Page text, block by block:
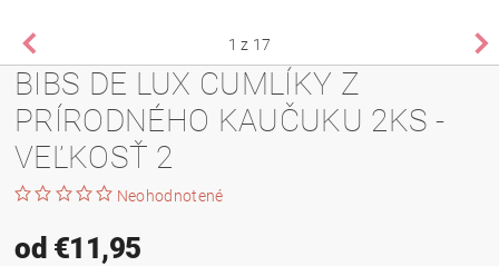
1 z 17
BIBS DE LUX CUMLÍKY Z
PRÍRODNÉHO KAUČUKU 2KS -
VEĽKOSŤ 2
Neohodnotené
od €11,95